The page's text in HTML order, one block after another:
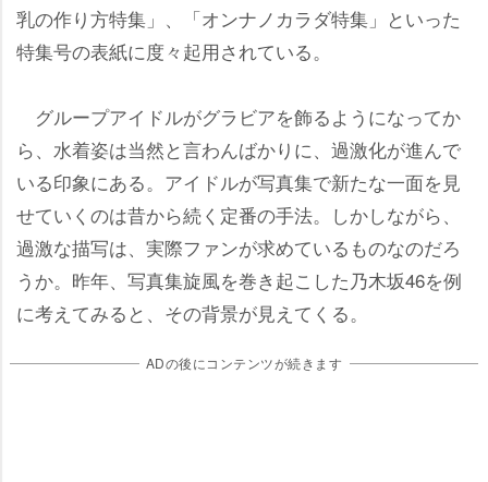
乳の作り方特集」、「オンナノカラダ特集」といった
特集号の表紙に度々起用されている。
グループアイドルがグラビアを飾るようになってか
ら、水着姿は当然と言わんばかりに、過激化が進んで
いる印象にある。アイドルが写真集で新たな一面を見
せていくのは昔から続く定番の手法。しかしながら、
過激な描写は、実際ファンが求めているものなのだろ
うか。昨年、写真集旋風を巻き起こした乃木坂46を例
に考えてみると、その背景が見えてくる。
ADの後にコンテンツが続きます